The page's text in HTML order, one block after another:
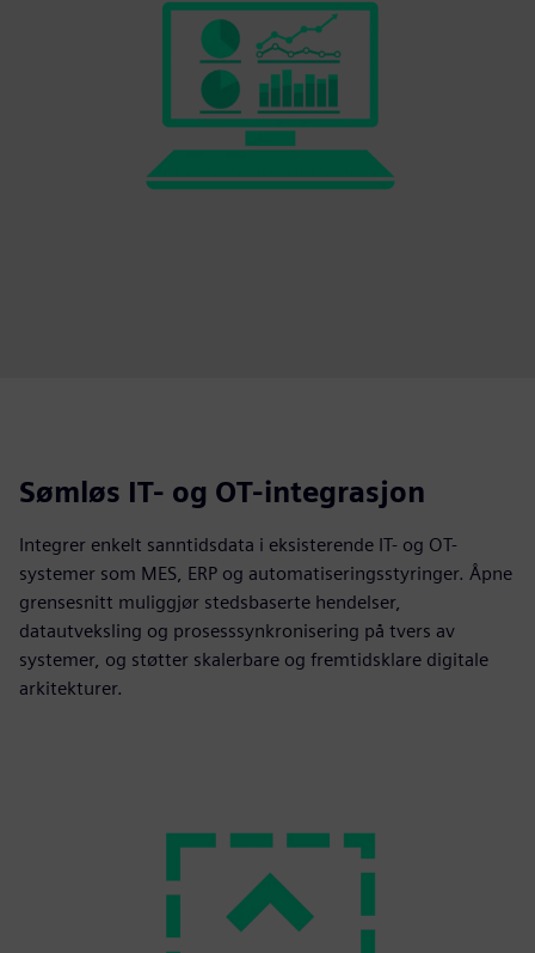
Sømløs IT- og OT-integrasjon
Integrer enkelt sanntidsdata i eksisterende IT- og OT-
systemer som MES, ERP og automatiseringsstyringer. Åpne
grensesnitt muliggjør stedsbaserte hendelser,
datautveksling og prosesssynkronisering på tvers av
systemer, og støtter skalerbare og fremtidsklare digitale
arkitekturer.